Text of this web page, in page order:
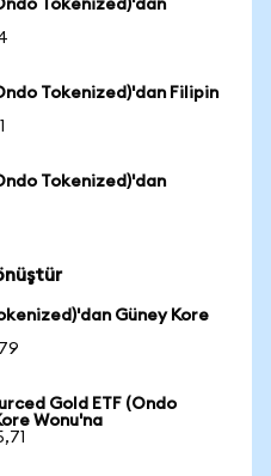
Tokenized)'dan
Tokenized)'dan Filipin
Tokenized)'dan
Güney Kore
Gold ETF (Ondo
Wonu'na